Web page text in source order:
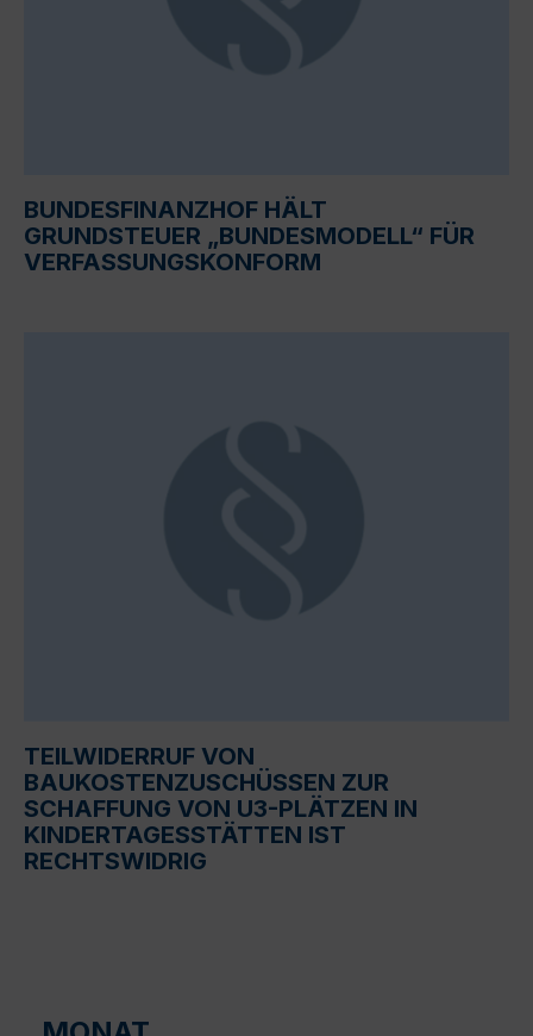
BUNDESFINANZHOF HÄLT
GRUNDSTEUER „BUNDESMODELL“ FÜR
VERFASSUNGSKONFORM
TEILWIDERRUF VON
BAUKOSTENZUSCHÜSSEN ZUR
SCHAFFUNG VON U3-PLÄTZEN IN
KINDERTAGESSTÄTTEN IST
RECHTSWIDRIG